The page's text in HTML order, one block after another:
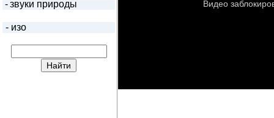
- звуки природы
- изо